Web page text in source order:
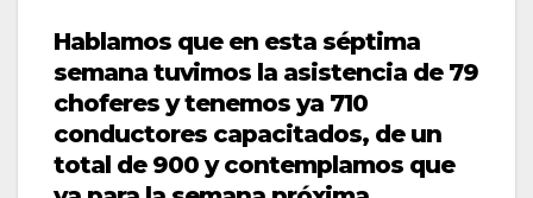
Hablamos que en esta séptima
semana tuvimos la asistencia de 79
choferes y tenemos ya 710
conductores capacitados, de un
total de 900 y contemplamos que